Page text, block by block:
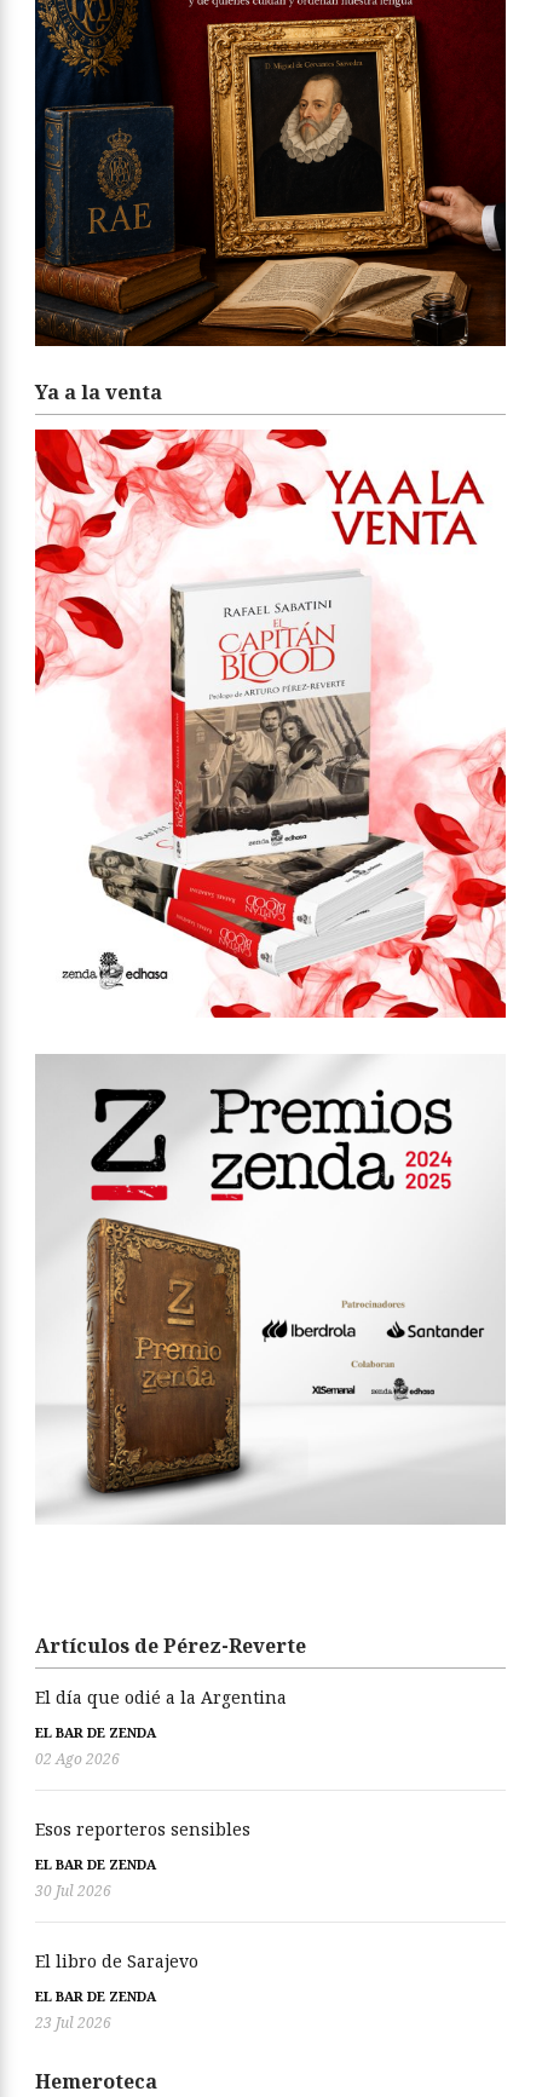
Ya a la venta
Artículos de Pérez-Reverte
El día que odié a la Argentina
EL BAR DE ZENDA
02 Ago 2026
Esos reporteros sensibles
EL BAR DE ZENDA
30 Jul 2026
El libro de Sarajevo
EL BAR DE ZENDA
23 Jul 2026
Hemeroteca